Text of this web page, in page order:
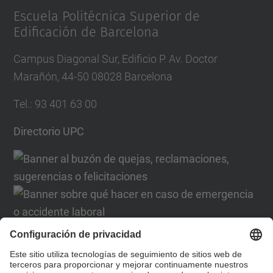
Escuela Politécnica Superior de
Edificación de Barcelona
Campus Diagonal Sur, Edificio P. Av. Doctor
Marañón, 44-50 08028 Barcelona
Tel. : 93 401 63 00
Directorio UPC
Formulario de contacto